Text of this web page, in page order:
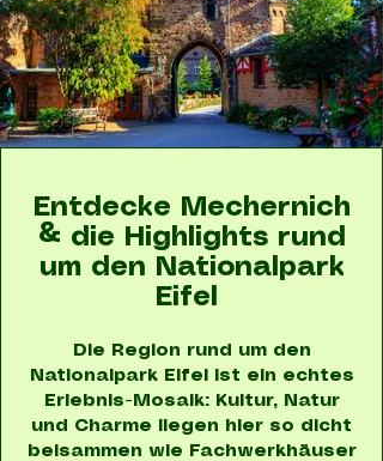
Entdecke Mechernich
& die Highlights rund
um den Nationalpark
Eifel
Die Region rund um den
Nationalpark Eifel ist ein echtes
Erlebnis-Mosaik: Kultur, Natur
und Charme liegen hier so dicht
beisammen wie Fachwerkhäuser